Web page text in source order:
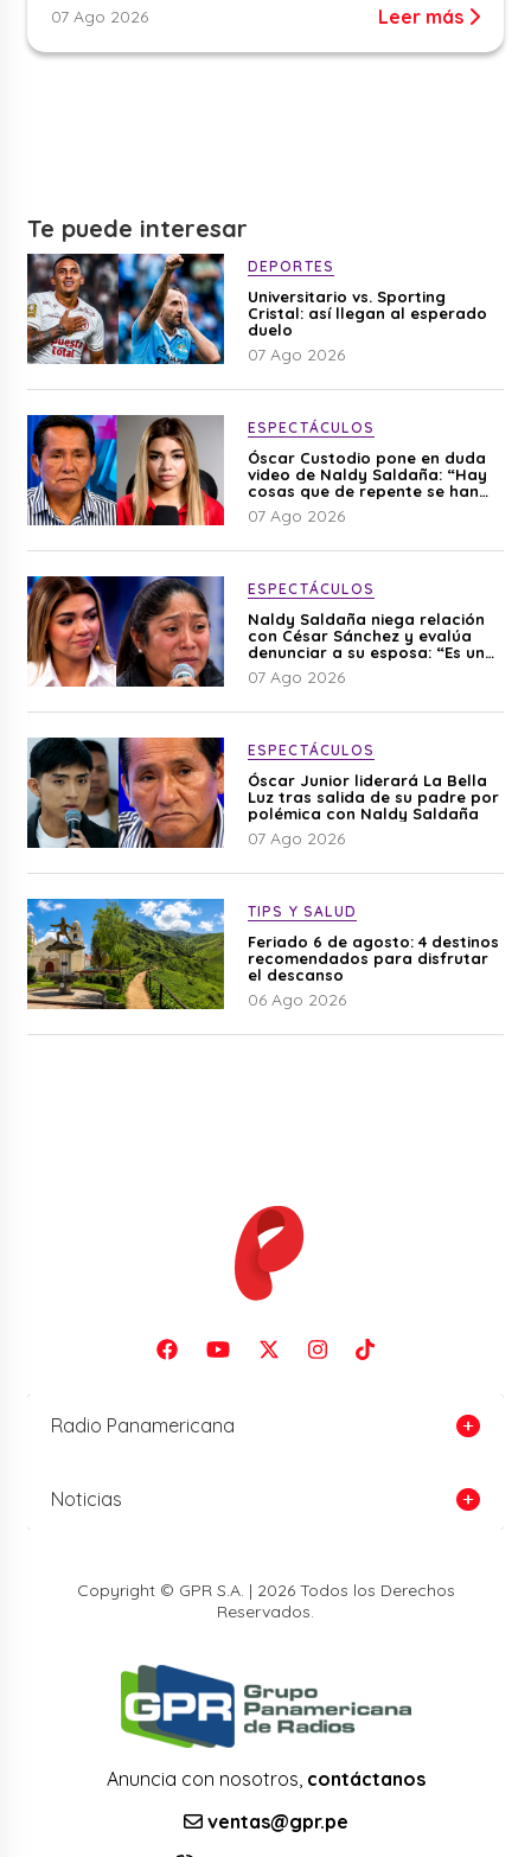
07 Ago 2026 Leer más
Te puede interesar
DEPORTES
Universitario vs. Sporting
Cristal: así llegan al esperado
duelo
07 Ago 2026
ESPECTÁCULOS
Óscar Custodio pone en duda
video de Naldy Saldaña: “Hay
cosas que de repente se han
editado”
07 Ago 2026
ESPECTÁCULOS
Naldy Saldaña niega relación
con César Sánchez y evalúa
denunciar a su esposa: “Es una
difamación”
07 Ago 2026
ESPECTÁCULOS
Óscar Junior liderará La Bella
Luz tras salida de su padre por
polémica con Naldy Saldaña
07 Ago 2026
TIPS Y SALUD
Feriado 6 de agosto: 4 destinos
recomendados para disfrutar
el descanso
06 Ago 2026
Radio Panamericana
Noticias
Copyright © GPR S.A. | 2026 Todos los Derechos
Reservados.
Anuncia con nosotros, contáctanos
ventas@gpr.pe